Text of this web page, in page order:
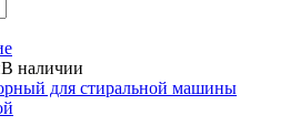
В наличии